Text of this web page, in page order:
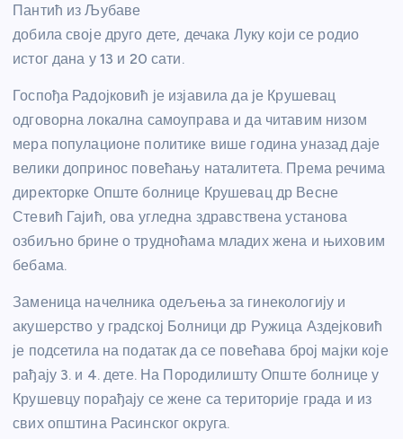
Пантић из Љубаве
добила своје друго дете, дечака Луку који се родио
истог дана у 13 и 20 сати.
Госпођа Радојковић је изјавила да је Крушевац
одговорна локална самоуправа и да читавим низом
мера популационе политике више година уназад даје
велики допринос повећању наталитета. Према речима
директорке Опште болнице Крушевац др Весне
Стевић Гајић, ова угледна здравствена установа
озбиљно брине о трудноћама младих жена и њиховим
бебама.
Заменица начелника одељења за гинекологију и
акушерство у градској Болници др Ружица Аздејковић
је подсетила на податак да се повећава број мајки које
рађају 3. и 4. дете. На Породилишту Опште болнице у
Крушевцу порађају се жене са територије града и из
свих општина Расинског округа.